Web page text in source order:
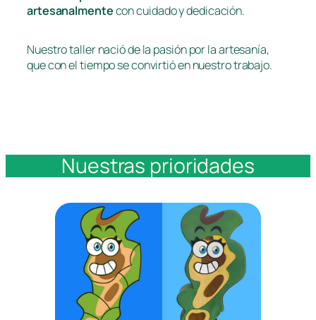
artesanalmentecon cuidado y dedicación.
Nuestro taller nació de la pasión por la artesanía,
que con el tiempo se convirtió en nuestro trabajo.
Nuestras prioridades